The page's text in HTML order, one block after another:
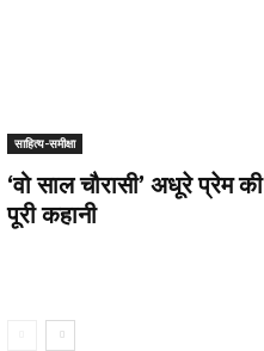
साहित्य-समीक्षा
‘वो साल चौरासी’ अधूरे प्रेम की
पूरी कहानी